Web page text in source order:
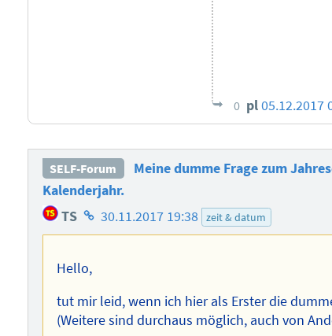
0 pl05.12.2017
SELF-Forum
Meine dumme Frage zum
Kalenderjahr.
TS Homepage
des
30.11.2017 19:38 zeit & datum
Hello,
tut mir leid, wenn ich hier als Erster die
(Weitere sind durchaus möglich, auch von